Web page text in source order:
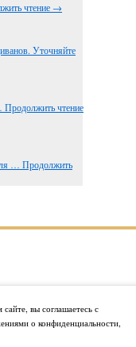
чтение →
Уточняйте
Продолжить чтение
… Продолжить
вы соглашаетесь с
о конфиденциальности,